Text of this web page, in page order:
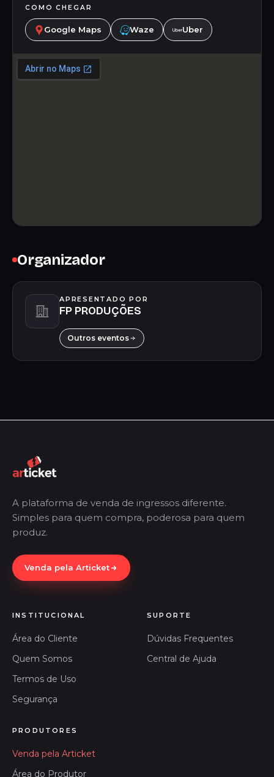
COMO CHEGAR
Google Maps Waze Uber
Organizador
APRESENTADO POR
FP PRODUÇÕES
Outros eventos
A plataforma de venda de ingressos diferente.
Simples para quem compra, poderosa para quem
produz.
Venda pela Articket
INSTITUCIONAL
Área do Cliente
Quem Somos
Termos de Uso
Segurança
SUPORTE
Dúvidas Frequentes
Central de Ajuda
PRODUTORES
Venda pela Articket
Área do Produtor